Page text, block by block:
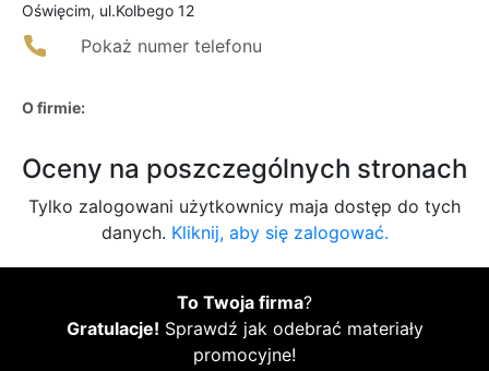
Oświęcim, ul.Kolbego 12
Pokaż numer telefonu
O firmie:
Oceny na poszczególnych stronach
Tylko zalogowani użytkownicy maja dostęp do tych
danych. Kliknij, aby się zalogować.
To Twoja firma?
Gratulacje! Sprawdź jak odebrać materiały
promocyjne!